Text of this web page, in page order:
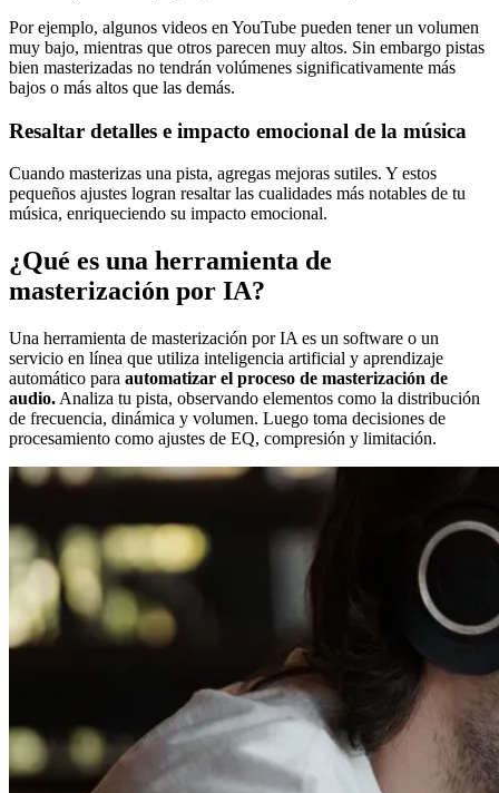
Por ejemplo, algunos videos en YouTube pueden tener un volumen
muy bajo, mientras que otros parecen muy altos. Sin embargo pistas
bien masterizadas no tendrán volúmenes significativamente más
bajos o más altos que las demás.
Resaltar detalles e impacto emocional de la música
Cuando masterizas una pista, agregas mejoras sutiles. Y estos
pequeños ajustes logran resaltar las cualidades más notables de tu
música, enriqueciendo su impacto emocional.
¿Qué es una herramienta de
masterización por IA?
Una herramienta de masterización por IA es un software o un
servicio en línea que utiliza inteligencia artificial y aprendizaje
automático para automatizar el proceso de masterización de
audio. Analiza tu pista, observando elementos como la distribución
de frecuencia, dinámica y volumen. Luego toma decisiones de
procesamiento como ajustes de EQ, compresión y limitación.